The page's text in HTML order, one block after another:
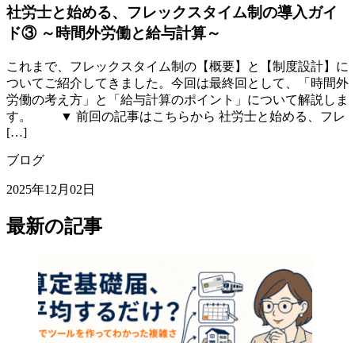
社労士と始める、フレックスタイム制の導入ガイ
ド③ ～時間外労働と給与計算～
これまで、フレックスタイム制の【概要】と【制度設計】に
ついてご紹介してきました。今回は最終回として、「時間外
労働の考え方」と「給与計算のポイント」について解説しま
す。 ▼ 前回の記事はこちらから 社労士と始める、フレ
[…]
ブログ
2025年12月02日
最新の記事